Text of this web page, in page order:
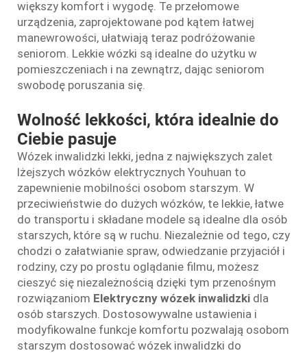
większy komfort i wygodę. Te przełomowe
urządzenia, zaprojektowane pod kątem łatwej
manewrowości, ułatwiają teraz podróżowanie
seniorom. Lekkie wózki są idealne do użytku w
pomieszczeniach i na zewnątrz, dając seniorom
swobodę poruszania się.
Wolność lekkości, która idealnie do
Ciebie pasuje
Wózek inwalidzki lekki, jedna z największych zalet
lżejszych wózków elektrycznych Youhuan to
zapewnienie mobilności osobom starszym. W
przeciwieństwie do dużych wózków, te lekkie, łatwe
do transportu i składane modele są idealne dla osób
starszych, które są w ruchu. Niezależnie od tego, czy
chodzi o załatwianie spraw, odwiedzanie przyjaciół i
rodziny, czy po prostu oglądanie filmu, możesz
cieszyć się niezależnością dzięki tym przenośnym
rozwiązaniom Elektryczny wózek inwalidzki dla
osób starszych. Dostosowywalne ustawienia i
modyfikowalne funkcje komfortu pozwalają osobom
starszym dostosować wózek inwalidzki do